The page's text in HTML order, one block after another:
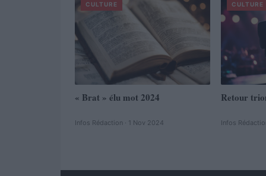
CULTURE
« Brat » élu mot 2024
Infos Rédaction · 1 Nov 2024
CULTURE
Retour
Infos